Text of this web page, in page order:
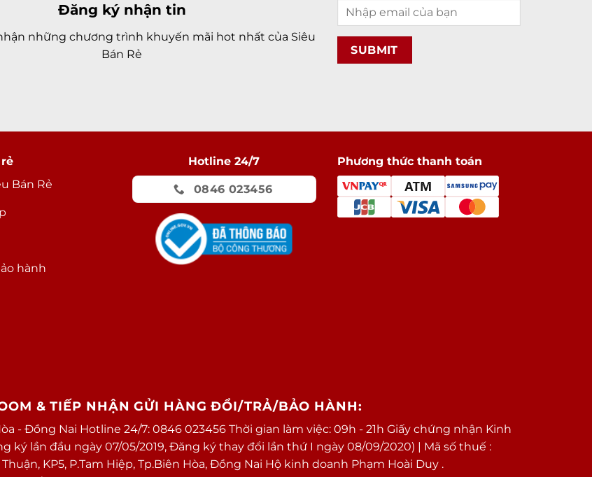
Đăng ký nhận tin
những chương trình khuyến mãi hot nhất của Siêu
Bán Rẻ
Bán Rẻ
hành
Hotline 24/7
0846 023456
Phương thức thanh toán
& TIẾP NHẬN GỬI HÀNG ĐỔI/TRẢ/BẢO HÀNH:
- Đồng Nai Hotline 24/7: 0846 023456 Thời gian làm việc: 09h - 21h Giấy chứng nhận Kinh
ký lần đầu ngày 07/05/2019, Đăng ký thay đổi lần thứ I ngày 08/09/2020) | Mã số thuế :
KP5, P.Tam Hiệp, Tp.Biên Hòa, Đồng Nai Hộ kinh doanh Phạm Hoài Duy .